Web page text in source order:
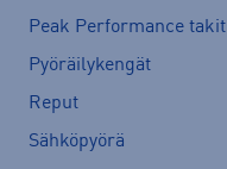
Peak Performance takit
Pyöräilykengät
Reput
Sähköpyörä